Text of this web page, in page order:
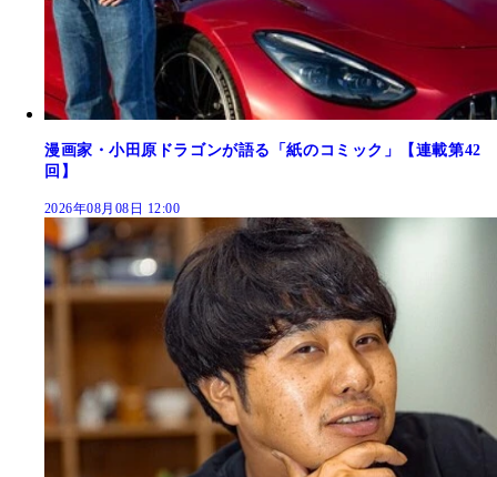
漫画家・小田原ドラゴンが語る「紙のコミック」【連載第42
回】
2026年08月08日 12:00